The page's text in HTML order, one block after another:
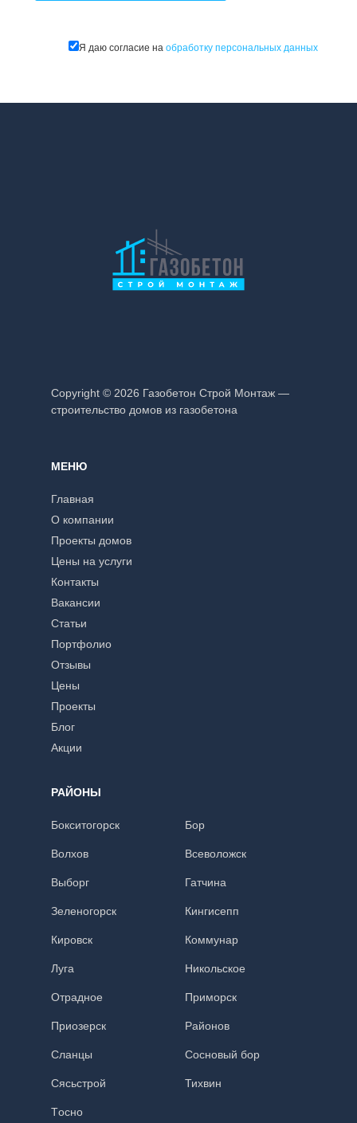
Я даю согласие на обработку персональных данных
Copyright © 2026 Газобетон Строй Монтаж —
строительство домов из газобетона
МЕНЮ
Главная
О компании
Проекты домов
Цены на услуги
Контакты
Вакансии
Статьи
Портфолио
Отзывы
Цены
Проекты
Блог
Акции
РАЙОНЫ
Бокситогорск Бор
Волхов Всеволожск
Выборг Гатчина
Зеленогорск Кингисепп
Кировск Коммунар
Луга Никольское
Отрадное Приморск
Приозерск Районов
Сланцы Сосновый бор
Сясьстрой Тихвин
Тoсно